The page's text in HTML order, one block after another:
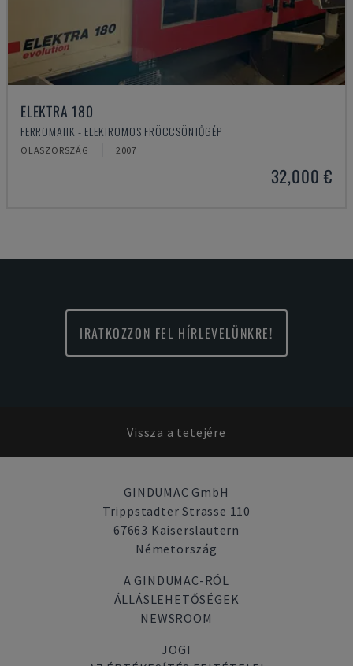
ELEKTRA 180
FERROMATIK - ELEKTROMOS FRÖCCSÖNTŐGÉP
OLASZORSZÁG 2007
32,000 €
IRATKOZZON FEL HÍRLEVELÜNKRE!
Vissza a tetejére
GINDUMAC GmbH
Trippstadter Strasse 110
67663 Kaiserslautern
Németország
A GINDUMAC-RÓL
ÁLLÁSLEHETŐSÉGEK
NEWSROOM
JOGI